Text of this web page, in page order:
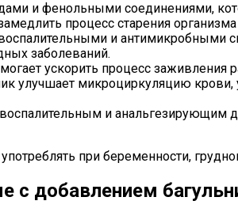
и фенольными соединениями,
процесс старения
и антимикробными
заболеваний.
ускорить процесс
улучшает микроциркуляцию крови,
и анальгезирующим
при беременности,
с добавлением